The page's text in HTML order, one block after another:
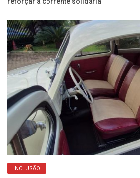
INCLUSÃO